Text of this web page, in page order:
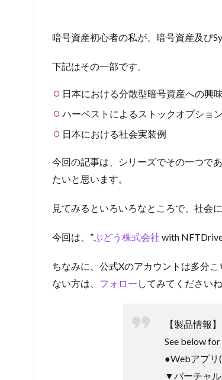
暗号資産初心者の私が、暗号資産及び
下記はその一部です。
日本における分散型暗号資産への興味
ハーベストによるストックオプショ
日本における社会実装例
今回の記事は、シリーズでその一つで
たいと思います。
見てみるといろいろなところで、社会
今回は、” ぶどう株式会社 with
ちなみに、公式Xのアカウントは多分
ない方は、 フォロー してみてくださいね
【製品情報】
See below for
●Webアプリ
▼バーチャ